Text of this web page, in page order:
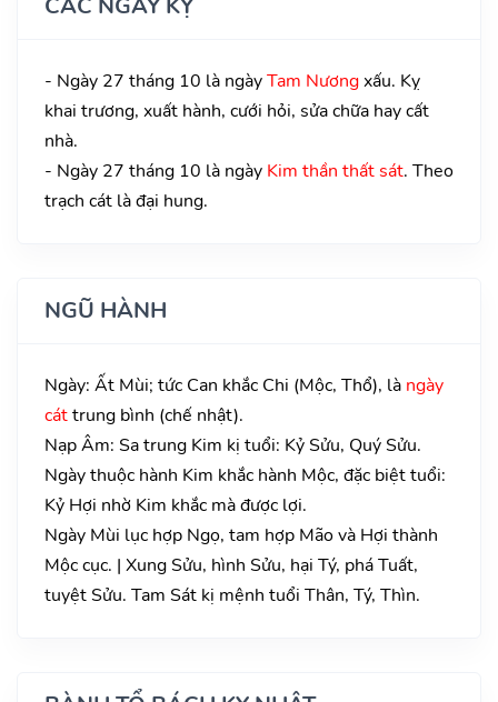
- Ngày 27 tháng 10 là ngàyTam Nươngxấu. Kỵ
khai trương, xuất hành, cưới hỏi, sửa chữa hay cất
nhà.
- Ngày 27 tháng 10 là ngày Kim thần thất sát. Theo
trạch cát là đại hung.
NGŨ HÀNH
Ngày: Ất Mùi; tức Can khắc Chi (Mộc, Thổ), là ngày
cáttrung bình (chế nhật).
Nạp Âm: Sa trung Kim kị tuổi: Kỷ Sửu, Quý Sửu.
Ngày thuộc hành Kim khắc hành Mộc, đặc biệt tuổi:
Kỷ Hợi nhờ Kim khắc mà được lợi.
Ngày Mùi lục hợp Ngọ, tam hợp Mão và Hợi thành
Mộc cục. | Xung Sửu, hình Sửu, hại Tý, phá Tuất,
tuyệt Sửu. Tam Sát kị mệnh tuổi Thân, Tý, Thìn.